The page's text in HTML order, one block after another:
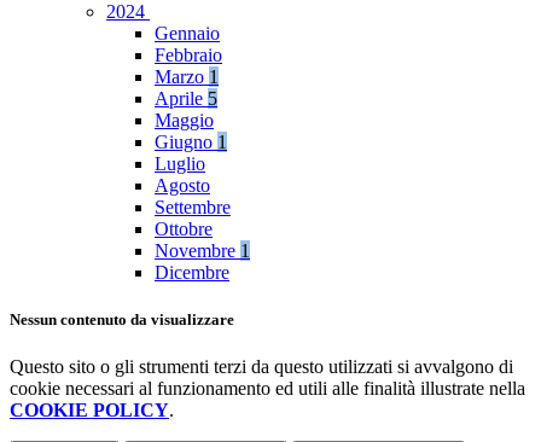
2024
Gennaio
Febbraio
Marzo 1
Aprile 5
Maggio
Giugno 1
Luglio
Agosto
Settembre
Ottobre
Novembre 1
Dicembre
Nessun contenuto da visualizzare
Questo sito o gli strumenti terzi da questo utilizzati si avvalgono di
cookie necessari al funzionamento ed utili alle finalità illustrate nella
COOKIE POLICY.